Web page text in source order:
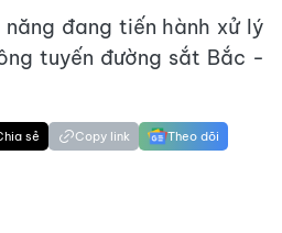
đang tiến hành xử lý
tuyến đường sắt Bắc -
sẻ Copy link Theo dõi